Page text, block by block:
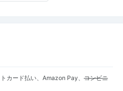
カード払い、Amazon Pay、コンビニ